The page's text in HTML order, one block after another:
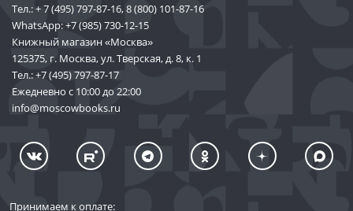
Тел.:+ 7 (495) 797-87-16,8 (800) 101-87-16
WhatsApp:+7 (985) 730-12-15
Книжный магазин «Москва»
125375, г. Москва, ул. Тверская, д. 8, к. 1
Тел.:+7 (495) 797-87-17
Ежедневно с 10:00 до 22:00
info@moscowbooks.ru
Принимаем к оплате: